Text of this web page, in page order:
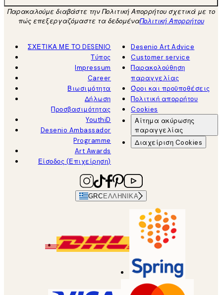
Παρακαλούμε διαβάστε την Πολιτική Απορρήτου σχετικά με το
πώς επεξεργαζόμαστε τα δεδομέναΠολιτική Απορρήτου
ΣΧΕΤΙΚΑ ΜΕ ΤΟ DESENIO
Τύπος
Impressum
Career
Βιωσιμότητα
Δήλωση
Προσβασιμότητας
YouthiD
Desenio Ambassador
Programme
Art Awards
Είσοδος (Επιχείρηση)
Desenio Art Advice
Customer service
Παρακολούθηση
παραγγελίας
Όροι και προϋποθέσεις
Πολιτική απορρήτου
Cookies
Αίτημα ακύρωσης
παραγγελίας
Διαχείριση Cookies
GRC ΕΛΛΗΝΙΚΆ